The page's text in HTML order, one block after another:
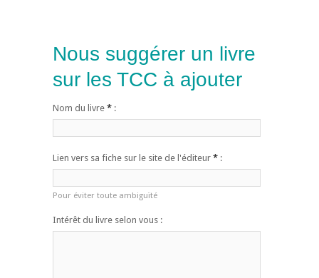
Nous suggérer un livre
sur les TCC à ajouter
Nom du livre * :
Lien vers sa fiche sur le site de l'éditeur * :
Pour éviter toute ambiguïté
Intérêt du livre selon vous :